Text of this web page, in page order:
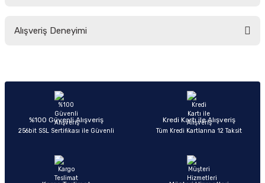
yetersiz gördüğünüz noktaları öneri formunu kullanarak tarafımıza
Ürün açıklamasında eksik bilgiler bulunuyor.
Ürün bilgilerinde hatalar bulunuyor.
Ürün fiyatı diğer sitelerden daha pahalı.
Alışveriş Deneyimi
Sitemize ilk yorumu siz yapın!
%100 Güvenli Alışveriş
256bit SSL Sertifikası ile Güvenli
Kredi Kartı ile Alışveriş
Tüm Kredi Kartlarına 12 Taksit